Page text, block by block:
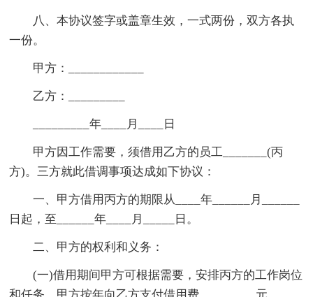
八、本协议签字或盖章生效，一式两份，双方各执
一份。
甲方：____________
乙方：_________
_________年____月____日
甲方因工作需要，须借用乙方的员工_______(丙
方)。三方就此借调事项达成如下协议：
一、甲方借用丙方的期限从____年______月______
日起，至______年____月_____日。
二、甲方的权利和义务：
(一)借用期间甲方可根据需要，安排丙方的工作岗位